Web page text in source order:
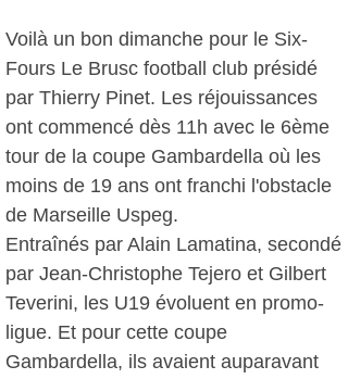
Voilà un bon dimanche pour le Six-
Fours Le Brusc football club présidé
par Thierry Pinet. Les réjouissances
ont commencé dès 11h avec le 6ème
tour de la coupe Gambardella où les
moins de 19 ans ont franchi l'obstacle
de Marseille Uspeg.
Entraînés par Alain Lamatina, secondé
par Jean-Christophe Tejero et Gilbert
Teverini, les U19 évoluent en promo-
ligue. Et pour cette coupe
Gambardella, ils avaient auparavant